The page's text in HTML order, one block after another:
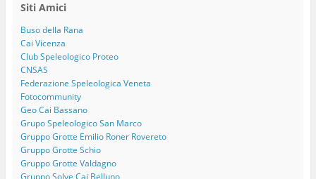
Siti Amici
Buso della Rana
Cai Vicenza
Club Speleologico Proteo
CNSAS
Federazione Speleologica Veneta
Fotocommunity
Geo Cai Bassano
Grupo Speleologico San Marco
Gruppo Grotte Emilio Roner Rovereto
Gruppo Grotte Schio
Gruppo Grotte Valdagno
Gruppo Solve Cai Belluno